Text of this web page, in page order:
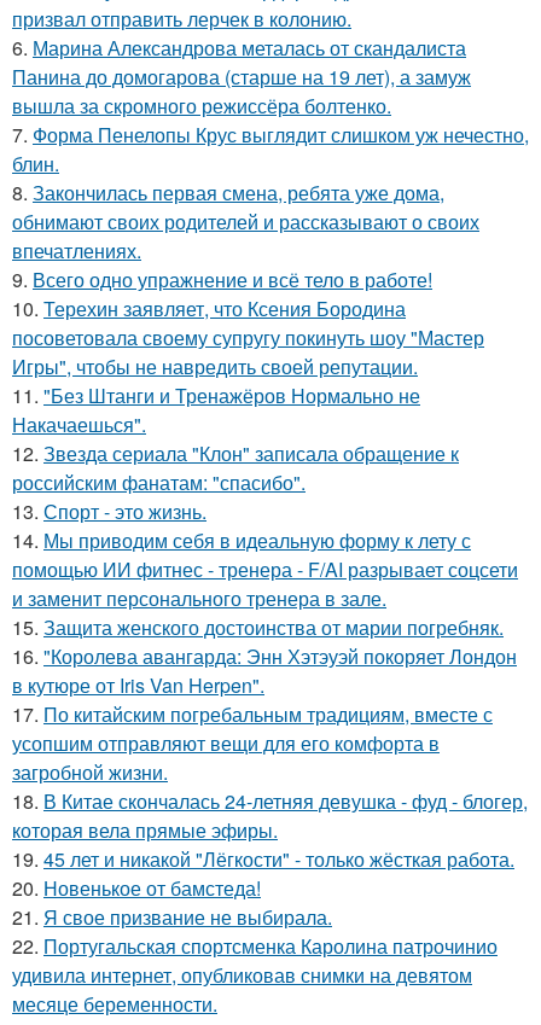
призвал отправить лерчек в колонию.
6. Марина Александрова металась от скандалиста
Панина до домогарова (старше на 19 лет), а замуж
вышла за скромного режиссёра болтенко.
7. Форма Пенелопы Крус выглядит слишком уж нечестно,
блин.
8. Закончилась первая смена, ребята уже дома,
обнимают своих родителей и рассказывают о своих
впечатлениях.
9. Всего одно упражнение и всё тело в работе!
10. Терехин заявляет, что Ксения Бородина
посоветовала своему супругу покинуть шоу "Мастер
Игры", чтобы не навредить своей репутации.
11. "Без Штанги и Тренажёров Нормально не
Накачаешься".
12. Звезда сериала "Клон" записала обращение к
российским фанатам: "спасибо".
13. Спорт - это жизнь.
14. Мы приводим себя в идеальную форму к лету с
помощью ИИ фитнес - тренера - F/AI разрывает соцсети
и заменит персонального тренера в зале.
15. Защита женского достоинства от марии погребняк.
16. "Королева авангарда: Энн Хэтэуэй покоряет Лондон
в кутюре от Iris Van Herpen".
17. По китайским погребальным традициям, вместе с
усопшим отправляют вещи для его комфорта в
загробной жизни.
18. В Китае скончалась 24-летняя девушка - фуд - блогер,
которая вела прямые эфиры.
19. 45 лет и никакой "Лёгкости" - только жёсткая работа.
20. Новенькое от бамстеда!
21. Я свое призвание не выбирала.
22. Португальская спортсменка Каролина патрочинио
удивила интернет, опубликовав снимки на девятом
месяце беременности.